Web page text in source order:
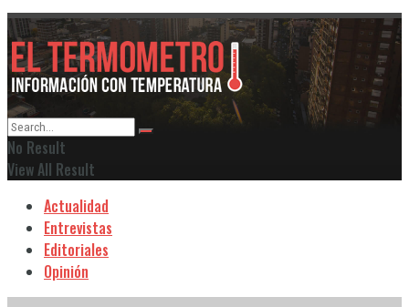
No Result
View All Result
Actualidad
Entrevistas
Editoriales
Opinión